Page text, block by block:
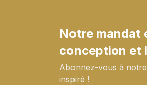
Notre mandat
conception et
Abonnez-vous à
inspiré !